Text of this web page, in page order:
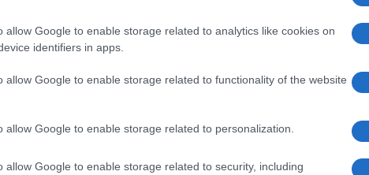
allow Google to enable storage related to analytics like cookies on
identifiers in apps.
allow Google to enable storage related to functionality of the website
allow Google to enable storage related to personalization.
allow Google to enable storage related to security, including
díjas Petrás Mária keramikus alkotásait tekinthették meg a
a kötetet Németh Zsolt, az Országgyűlés Külügyi
Romániai Magyar Pedagógusok Szövetségének tiszteletbeli